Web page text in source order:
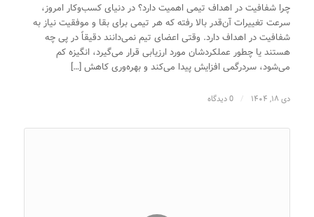
چرا شفافیت در اهداف تیمی اهمیت دارد؟ در دنیای کسب‌وکار امروز،
سرعت تغییرات آن‌قدر بالا رفته که هر تیمی برای بقا و موفقیت نیاز به
شفافیت در اهداف دارد. وقتی اعضای تیم نمی‌دانند دقیقاً در پی چه
هستند یا چطور عملکردشان مورد ارزیابی قرار می‌گیرد، انگیزه کم
می‌شود، سردرگمی افزایش پیدا می‌کند و بهره‌وری کاهش […]
دی ۱۸, ۱۴۰۴ / 0 دیدگاه